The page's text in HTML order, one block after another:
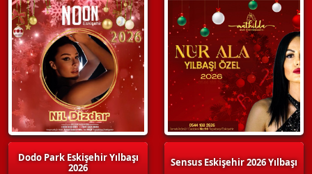
Dodo Park Eskişehir Yılbaşı
2026
Sensus Eskişehir 2026 Yılbaşı